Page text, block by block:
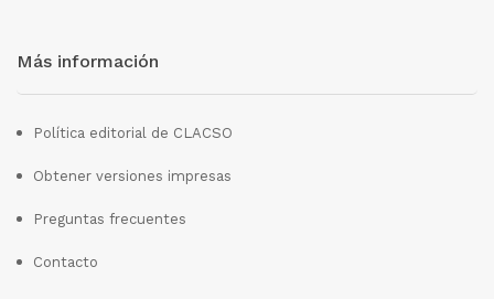
Más información
Política editorial de CLACSO
Obtener versiones impresas
Preguntas frecuentes
Contacto